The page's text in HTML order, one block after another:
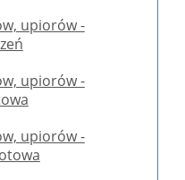
upiorów -
upiorów -
upiorów -